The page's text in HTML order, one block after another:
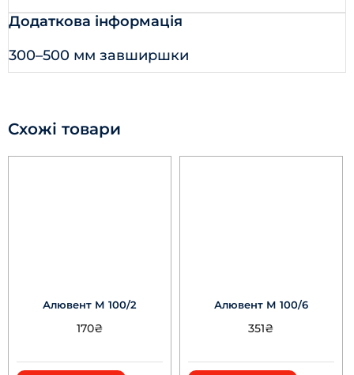
Додаткова інформація
300–500 мм завширшки
Схожі товари
Алювент М 100/2
170₴
Алювент М 100/6
351₴